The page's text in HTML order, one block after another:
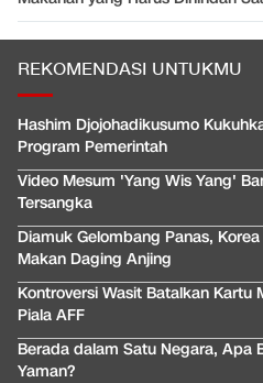
REKOMENDASI UNTUKMU
Hashim Djojohadikusumo
Program Pemerintah
Video Mesum 'Yang Wis Yang'
Tersangka
Diamuk Gelombang Panas,
Makan Daging Anjing
Kontroversi Wasit Batalkan Kartu
Piala AFF
Berada dalam Satu Negara, Apa
Yaman?